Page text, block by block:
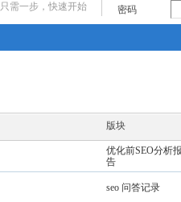
密码
只需一步，快速开始
版块
优化前SEO分析报
告
seo 问答记录